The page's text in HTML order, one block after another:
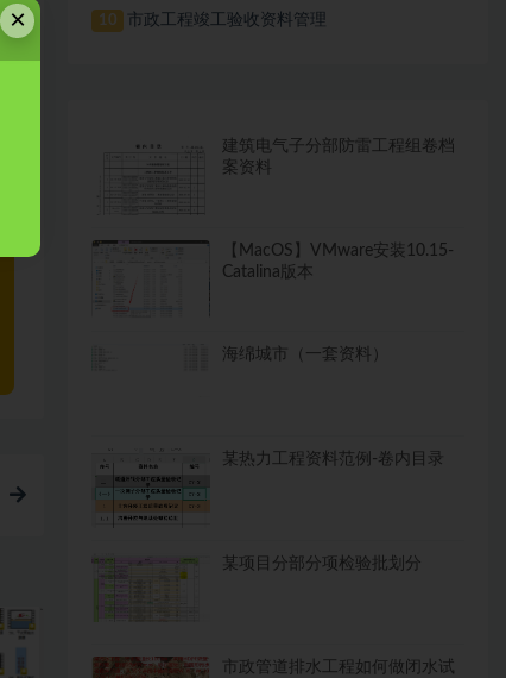
10 市政工程竣工验收资料管理
建筑电气子分部防雷工程组卷档
案资料
【MacOS】VMware安装10.15-
Catalina版本
海绵城市（一套资料）
某热力工程资料范例-卷内目录
某项目分部分项检验批划分
市政管道排水工程如何做闭水试
×